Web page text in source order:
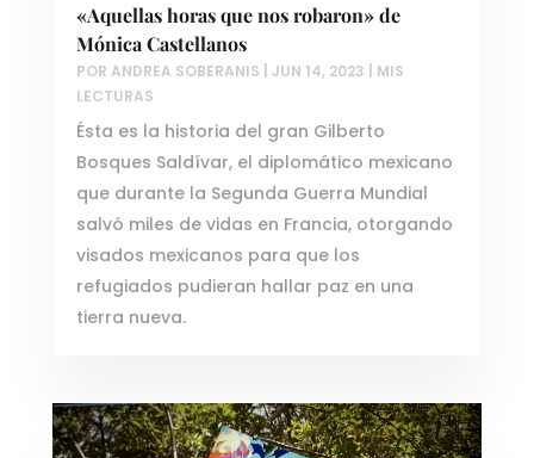
«Aquellas horas que nos robaron» de
Mónica Castellanos
POR ANDREA SOBERANIS JUN 14, 2023
MIS
LECTURAS
Ésta es la historia del gran Gilberto
Bosques Saldívar, el diplomático mexicano
que durante la Segunda Guerra Mundial
salvó miles de vidas en Francia, otorgando
visados mexicanos para que los
refugiados pudieran hallar paz en una
tierra nueva.